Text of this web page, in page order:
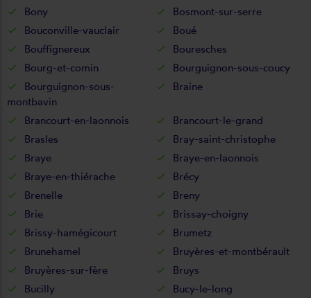
Bony
Bosmont-sur-serre
Bouconville-vauclair
Boué
Bouffignereux
Bouresches
Bourg-et-comin
Bourguignon-sous-coucy
Bourguignon-sous-
montbavin
Braine
Brancourt-en-laonnois
Brancourt-le-grand
Brasles
Bray-saint-christophe
Braye
Braye-en-laonnois
Braye-en-thiérache
Brécy
Brenelle
Breny
Brie
Brissay-choigny
Brissy-hamégicourt
Brumetz
Brunehamel
Bruyères-et-montbérault
Bruyères-sur-fère
Bruys
Bucilly
Bucy-le-long